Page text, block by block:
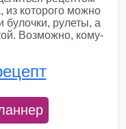
из которого можно
булочки, рулеты, а
Возможно, кому-